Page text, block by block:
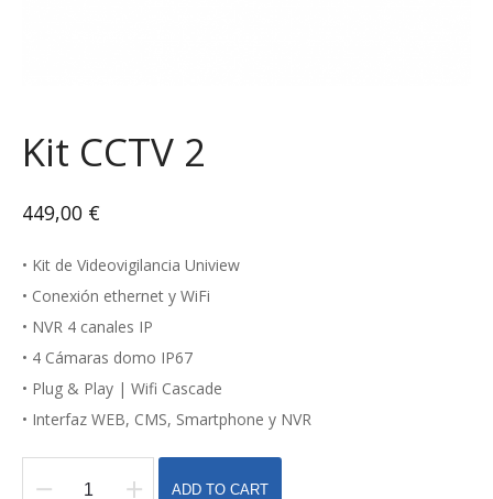
Kit CCTV 2
449,00 €
• Kit de Videovigilancia Uniview
• Conexión ethernet y WiFi
• NVR 4 canales IP
• 4 Cámaras domo IP67
• Plug & Play | Wifi Cascade
• Interfaz WEB, CMS, Smartphone y NVR
ADD TO CART